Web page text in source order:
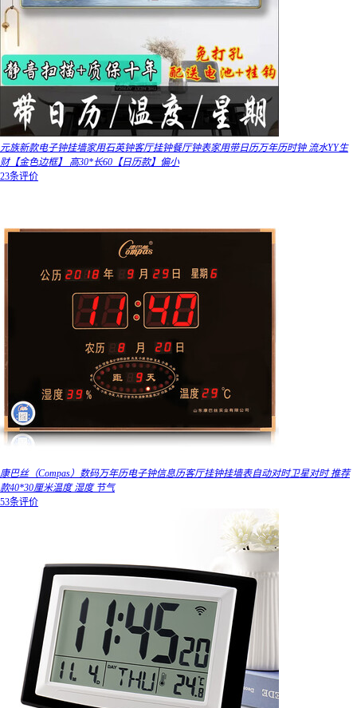
元族新款电子钟挂墙家用石英钟客厅挂钟餐厅钟表家用带日历万年历时钟 流水YY生
财【金色边框】 高30*长60【日历款】偏小
23条评价
康巴丝（Compas）数码万年历电子钟信息历客厅挂钟挂墙表自动对时卫星对时 推荐
款40*30厘米温度 湿度 节气
53条评价